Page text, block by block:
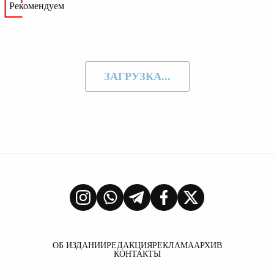
Рекомендуем
ЗАГРУЗКА...
ОБ ИЗДАНИИРЕДАКЦИЯРЕКЛАМААРХИВ
КОНТАКТЫ